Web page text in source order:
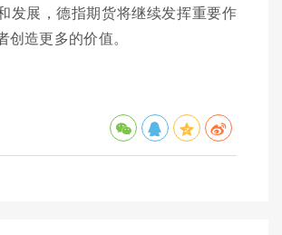
发展，德指期货将继续发挥重要作
创造更多的价值。